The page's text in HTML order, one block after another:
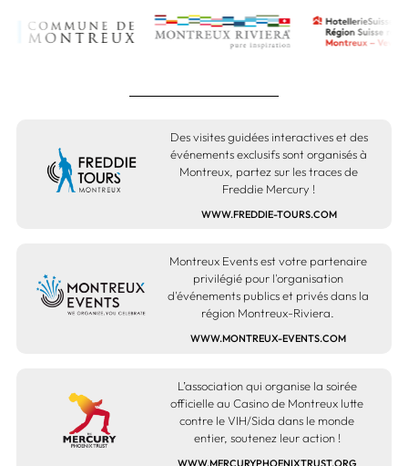
WWW.FREDDIE-TOURS.COM
Des visites guidées interactives et des
événements exclusifs sont organisés à
Montreux, partez sur les traces de
Freddie Mercury !
WWW.MONTREUX-EVENTS.COM
Montreux Events est votre partenaire
privilégié pour l'organisation
d'événements publics et privés dans la
région Montreux-Riviera.
WWW.MERCURYPHOENIXTRUST.ORG
L’association qui organise la soirée
officielle au Casino de Montreux lutte
contre le VIH/Sida dans le monde
entier, soutenez leur action !